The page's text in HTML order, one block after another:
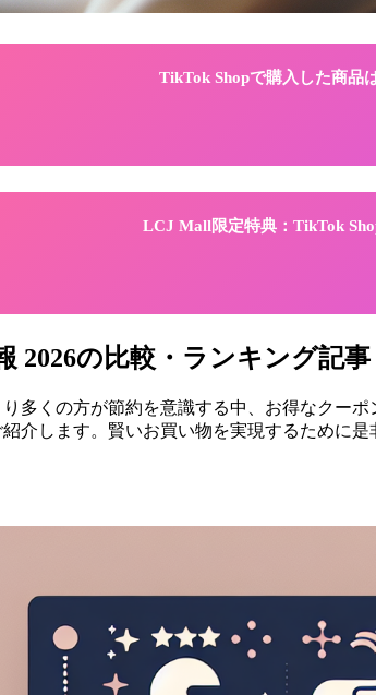
TikTok Shopで購入した商品
LCJ Mall限定特典：TikTok
2026の比較・ランキング記事
多くの方が節約を意識する中、お得なクー
介します。賢いお買い物を実現するために是